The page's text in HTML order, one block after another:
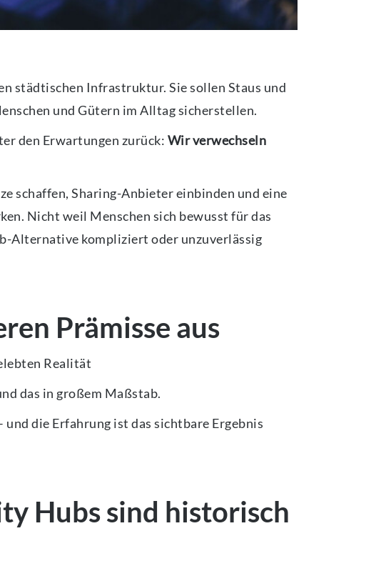
städtischen Infrastruktur. Sie sollen Staus und
und Gütern im Alltag sicherstellen.
den Erwartungen zurück: Wir verwechseln
schaffen, Sharing-Anbieter einbinden und eine
Nicht weil Menschen sich bewusst für das
Alternative kompliziert oder unzuverlässig
Prämisse aus
Realität
das in großem Maßstab.
die Erfahrung ist das sichtbare Ergebnis
Hubs sind historisch